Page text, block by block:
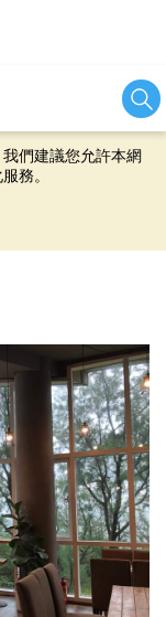
服務，並有助於為
您同意我們的
們建議您允許本網
務。